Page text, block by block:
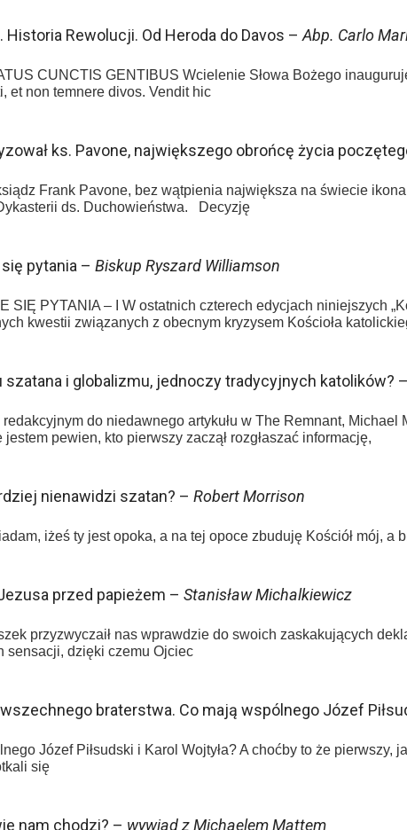
Historia Rewolucji. Od Heroda do Davos – Abp. Carlo
CUNCTIS GENTIBUS Wcielenie Słowa Bożego
et non temnere divos. Vendit hic
ks. Pavone, największego obrońcę życia
Frank Pavone, bez wątpienia największa na świecie
ds. Duchowieństwa. Decyzję
pytania – Biskup Ryszard Williamson
SIĘ PYTANIA – I W ostatnich czterech edycjach niniejszych
kwestii związanych z obecnym kryzysem Kościoła
szatana i globalizmu, jednoczy tradycyjnych katolików? –
do niedawnego artykułu w The Remnant,
jestem pewien, kto pierwszy zaczął rozgłaszać informację,
nienawidzi szatan? – Robert Morrison
iżeś ty jest opoka, a na tej opoce zbuduję Kościół mój,
przed papieżem – Stanisław Michalkiewicz
przyzwyczaił nas wprawdzie do swoich zaskakujących
sensacji, dzięki czemu Ojciec
braterstwa. Co mają wspólnego Józef
Józef Piłsudski i Karol Wojtyła? A choćby to że
się
nam chodzi? – wywiad z Michaelem Mattem